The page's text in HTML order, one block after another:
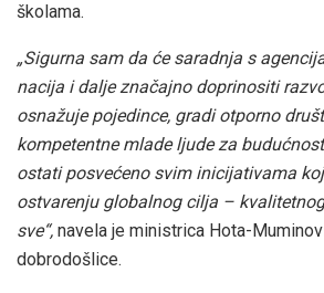
školama.
„Sigurna sam da će saradnja s
nacija i dalje značajno doprinositi
osnažuje pojedince, gradi otporno
kompetentne mlade ljude za
ostati posvećeno svim inicijativama
ostvarenju globalnog cilja –
sve“, navela je ministrica Hota-
dobrodošlice.